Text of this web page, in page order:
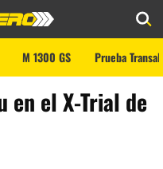
M 1300 GS Prueba
en el X-Trial de